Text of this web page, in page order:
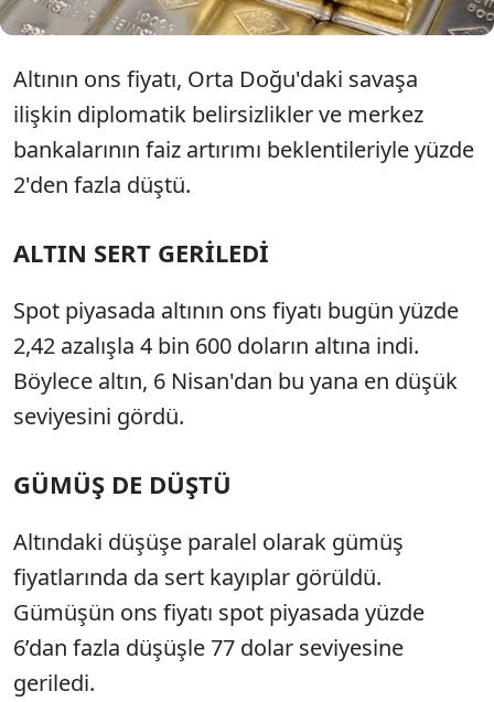
Altının ons fiyatı, Orta Doğu'daki savaşa
ilişkin diplomatik belirsizlikler ve merkez
bankalarının faiz artırımı beklentileriyle yüzde
2'den fazla düştü.
ALTIN SERT GERİLEDİ
Spot piyasada altının ons fiyatı bugün yüzde
2,42 azalışla 4 bin 600 doların altına indi.
Böylece altın, 6 Nisan'dan bu yana en düşük
seviyesini gördü.
GÜMÜŞ DE DÜŞTÜ
Altındaki düşüşe paralel olarak gümüş
fiyatlarında da sert kayıplar görüldü.
Gümüşün ons fiyatı spot piyasada yüzde
6’dan fazla düşüşle 77 dolar seviyesine
geriledi.